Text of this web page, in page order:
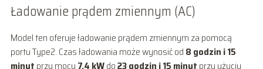
Ładowanie prądem zmiennym (AC)
Model ten oferuje ładowanie prądem zmiennym za pomocą
portu Type2. Czas ładowania może wynosić od 8 godzin i 15
minut przy mocy 7,4 kWdo23 godzin i 15 minut przy użyciu